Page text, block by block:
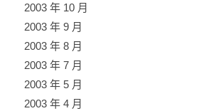
2003 年 10 月
2003 年 9 月
2003 年 8 月
2003 年 7 月
2003 年 5 月
2003 年 4 月